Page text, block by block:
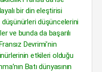
bir din eleştirisi
düşüncelerini
ve bunda da başarılı
Devrimi’nin
etkileri olduğu
Batı dünyasının